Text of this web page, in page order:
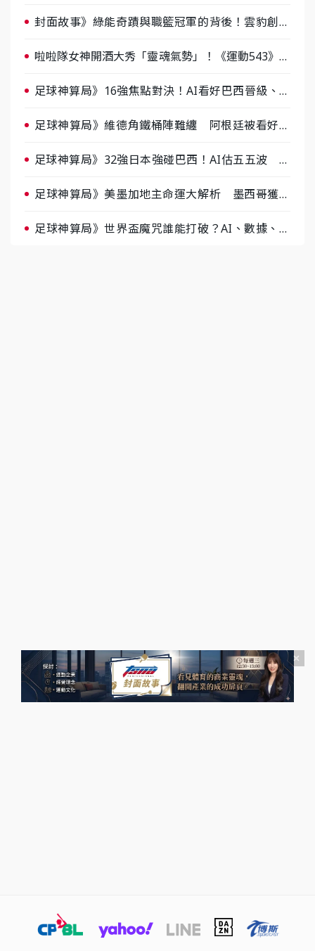
封面故事》綠能奇蹟與職籃冠軍的背後！雲豹創辦
啦啦隊女神開酒大秀「靈魂氣勢」！《運動543》微
足球神算局》16強焦點對決！AI看好巴西晉級、數
足球神算局》維德角鐵桶陣難纏 阿根廷被看好下
足球神算局》32強日本強碰巴西！AI估五五波 牛
足球神算局》美墨加地主命運大解析 墨西哥獲數
足球神算局》世界盃魔咒誰能打破？AI、數據、塔